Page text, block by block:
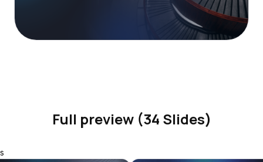
Full preview (34 Slides)
s